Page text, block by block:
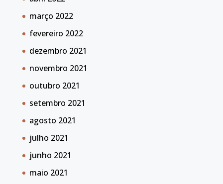
março 2022
fevereiro 2022
dezembro 2021
novembro 2021
outubro 2021
setembro 2021
agosto 2021
julho 2021
junho 2021
maio 2021